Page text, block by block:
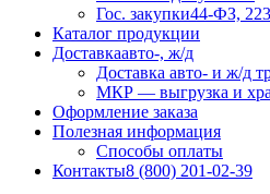
Гос. закупки44-ФЗ,
Каталог продукции
Доставкаавто-, ж/д
Доставка авто- и ж/д
МКР — выгрузка и
Оформление заказа
Полезная информация
Способы оплаты
Контакты8 (800) 201-02-39